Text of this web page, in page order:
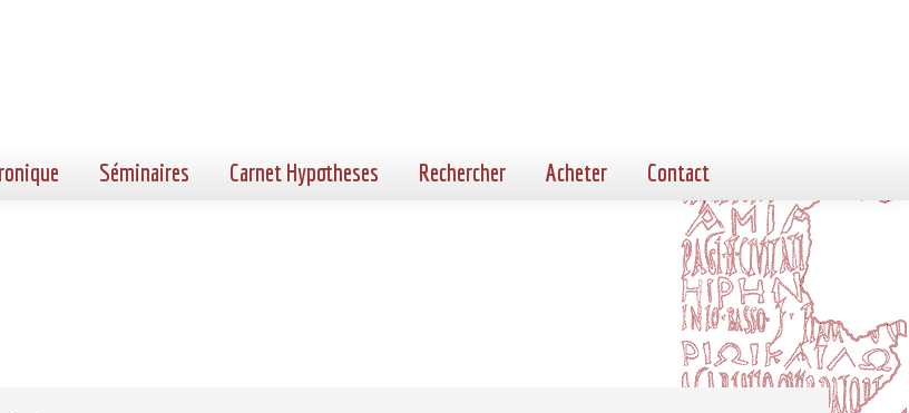
Séminaires Carnet Hypotheses Rechercher Acheter Contact